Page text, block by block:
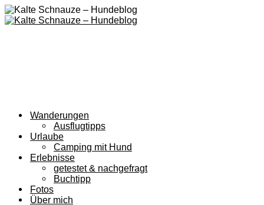
Wanderungen
Ausflugtipps
Urlaube
Camping mit Hund
Erlebnisse
getestet & nachgefragt
Buchtipp
Fotos
Über mich